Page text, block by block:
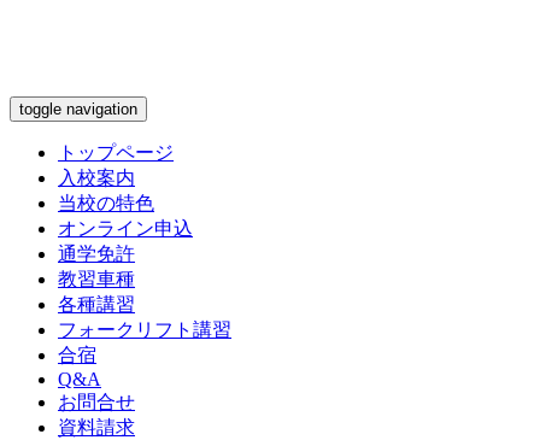
toggle navigation
トップページ
入校案内
当校の特色
オンライン申込
通学免許
教習車種
各種講習
フォークリフト講習
合宿
Q&A
お問合せ
資料請求